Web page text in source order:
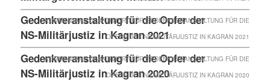
Gedenkveranstaltung für die Opfer der
NS-Militärjustiz in Kagran 2021
KOMMENTARE DEAKTIVIERTFÜR GEDENKVERANSTALTUNG FÜR DIE
OPFER DER NS-MILITÄRJUSTIZ IN KAGRAN 2021
Gedenkveranstaltung für die Opfer der
NS-Militärjustiz in Kagran 2020
KOMMENTARE DEAKTIVIERTFÜR GEDENKVERANSTALTUNG FÜR DIE
OPFER DER NS-MILITÄRJUSTIZ IN KAGRAN 2020